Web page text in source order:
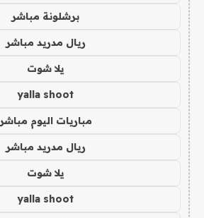
برشلونة مباشر
ريال مدريد مباشر
يلا شوت
yalla shoot
مباريات اليوم مباشر
ريال مدريد مباشر
يلا شوت
yalla shoot